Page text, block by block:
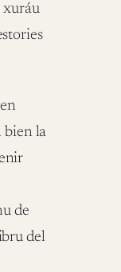
xuráu
bien la
de
del